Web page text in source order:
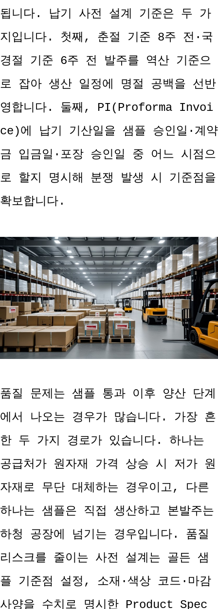
됩니다. 납기 사전 설계 기준은 두 가
지입니다. 첫째, 춘절 기준 8주 전·국
경절 기준 6주 전 발주를 역산 기준으
로 잡아 생산 일정에 명절 공백을 선반
영합니다. 둘째, PI(Proforma Invoi
ce)에 납기 기산일을 샘플 승인일·계약
금 입금일·포장 승인일 중 어느 시점으
로 할지 명시해 분쟁 발생 시 기준점을
확보합니다.
품질 문제는 샘플 통과 이후 양산 단계
에서 나오는 경우가 많습니다. 가장 흔
한 두 가지 경로가 있습니다. 하나는
공급처가 원자재 가격 상승 시 저가 원
자재로 무단 대체하는 경우이고, 다른
하나는 샘플은 직접 생산하고 본발주는
하청 공장에 넘기는 경우입니다. 품질
리스크를 줄이는 사전 설계는 골든 샘
플 기준점 설정, 소재·색상 코드·마감
사양을 수치로 명시한 Product Spec